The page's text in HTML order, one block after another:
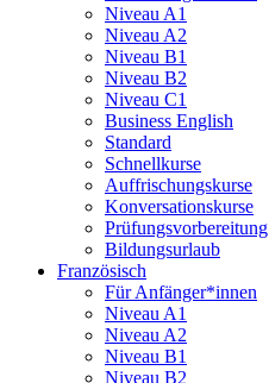
Niveau A1
Niveau A2
Niveau B1
Niveau B2
Niveau C1
Business English
Standard
Schnellkurse
Auffrischungskurse
Konversationskurse
Prüfungsvorbereitung
Bildungsurlaub
Französisch
Für Anfänger*innen
Niveau A1
Niveau A2
Niveau B1
Niveau B2